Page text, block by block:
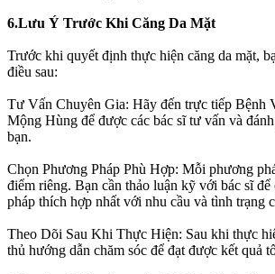
6.Lưu Ý Trước Khi Căng Da Mặt
Trước khi quyết định thực hiện căng da mặt,
điều sau:
Tư Vấn Chuyên Gia: Hãy đến trực tiếp Bệnh
Mộng Hùng để được các bác sĩ tư vấn và
bạn.
Chọn Phương Pháp Phù Hợp: Mỗi phương
điểm riêng. Bạn cần thảo luận kỹ với bác sĩ
pháp thích hợp nhất với nhu cầu và tình trạng
Theo Dõi Sau Khi Thực Hiện: Sau khi thực
thủ hướng dẫn chăm sóc để đạt được kết quả